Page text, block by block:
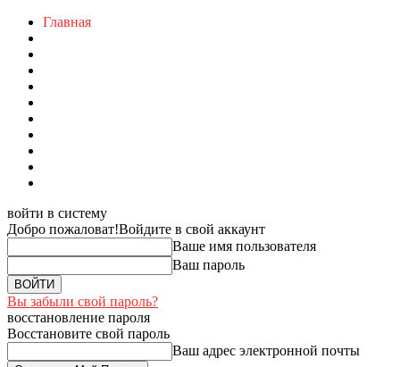
Главная
войти в систему
Добро пожаловат!Войдите в свой аккаунт
Ваше имя пользователя
Ваш пароль
Вы забыли свой пароль?
восстановление пароля
Восстановите свой пароль
Ваш адрес электронной почты